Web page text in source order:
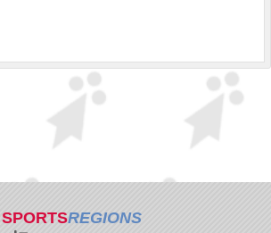
SPORTSREGIONS